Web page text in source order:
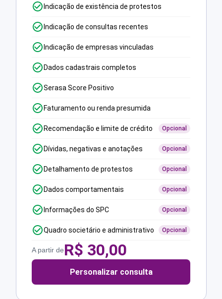
Indicação de existência de protestos
Indicação de consultas recentes
Indicação de empresas vinculadas
Dados cadastrais completos
Serasa Score Positivo
Faturamento ou renda presumida
Recomendação e limite de crédito Opcional
Dívidas, negativas e anotações Opcional
Detalhamento de protestos Opcional
Dados comportamentais Opcional
Informações do SPC Opcional
Quadro societário e administrativo Opcional
A partir deR$ 30,00
Personalizar consulta